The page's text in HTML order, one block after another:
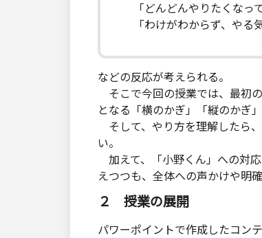
「どんどんやりたくなって
「わけがわからず、やる気
などの反応が考えられる。
そこで今回の授業では、最初
となる「横のかぎ」「縦のかぎ
そして、やり方を理解したら
い。
加えて、「小野くん」への対
えつつも、全体への声かけや明
２ 授業の展開
パワーポイントで作成したコン